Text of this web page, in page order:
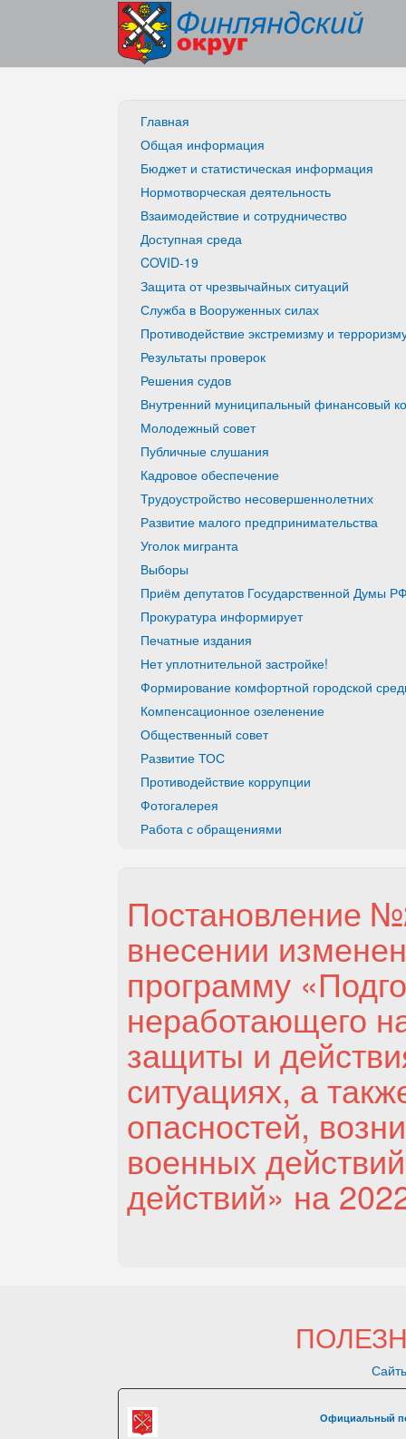
Главная
Общая информация
Бюджет и статистическая информация
Нормотворческая деятельность
Взаимодействие и сотрудничество
Доступная среда
COVID-19
Защита от чрезвычайных ситуаций
Служба в Вооруженных силах
Противодействие экстремизму и
Результаты проверок
Решения судов
Внутренний муниципальный финансовый
Молодежный совет
Публичные слушания
Кадровое обеспечение
Трудоустройство несовершеннолетних
Развитие малого предпринимательства
Уголок мигранта
Выборы
Приём депутатов Государственной Думы
Прокуратура информирует
Печатные издания
Нет уплотнительной застройке!
Формирование комфортной городской
Компенсационное озеленение
Общественный совет
Развитие ТОС
Противодействие коррупции
Фотогалерея
Работа с обращениями
Постановление
внесении
программу
неработающего
защиты и
ситуациях, а
опасностей,
военных
действий» на
Официальный